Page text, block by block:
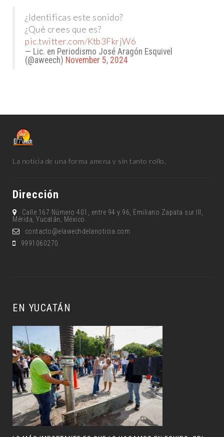
¿Identificas este sonido?
¿Qué crees que es?
pic.twitter.com/Ktb3FkrjW6
— Lic. en Periodismo José Aragón Esquivel
(@aweech) November 5, 2024
La noticia de una forma amena y sin tanto rollo.
Dirección
Calle 167 Número 401, entre 94 y 96, Emiliano Zapata sur lll,
Mérida, Yucatán, México.
contacto@elawechdelanoticia.com
9991060270
EN YUCATÁN